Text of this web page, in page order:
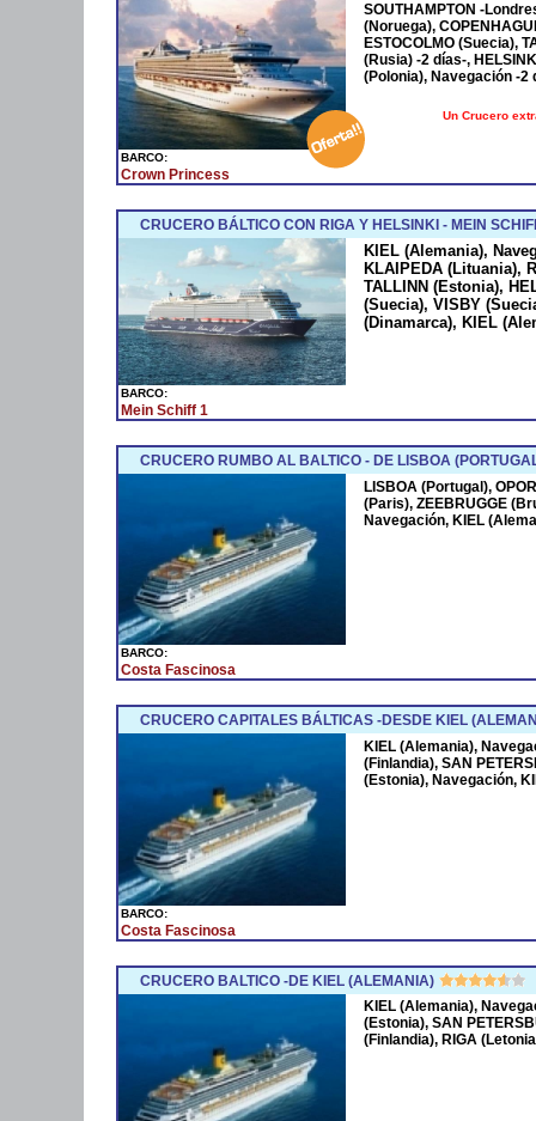
BARCO:
Crown Princess
SOUTHAMPTON -
(Noruega),
ESTOCOLMO (Suecia),
(Rusia) -2 días-,
(Polonia), Navegación -2
Un Crucero
CRUCERO BÁLTICO CON RIGA Y HELSINKI - MEIN
BARCO:
Mein Schiff 1
KIEL (Alemania),
KLAIPEDA (Lituania),
TALLINN (Estonia),
(Suecia), VISBY
(Dinamarca), KIEL
CRUCERO RUMBO AL BALTICO - DE LISBOA
BARCO:
Costa Fascinosa
LISBOA (Portugal),
(Paris), ZEEBRUGGE
Navegación, KIEL
CRUCERO CAPITALES BÁLTICAS -DESDE KIEL
BARCO:
Costa Fascinosa
KIEL (Alemania),
(Finlandia), SAN
(Estonia), Navegación,
CRUCERO BALTICO -DE KIEL (ALEMANIA)
KIEL (Alemania),
(Estonia), SAN
(Finlandia), RIGA